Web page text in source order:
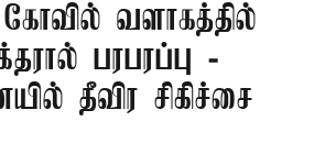
கோவில் வளாகத்தில்
பரபரப்பு -
தீவிர சிகிச்சை